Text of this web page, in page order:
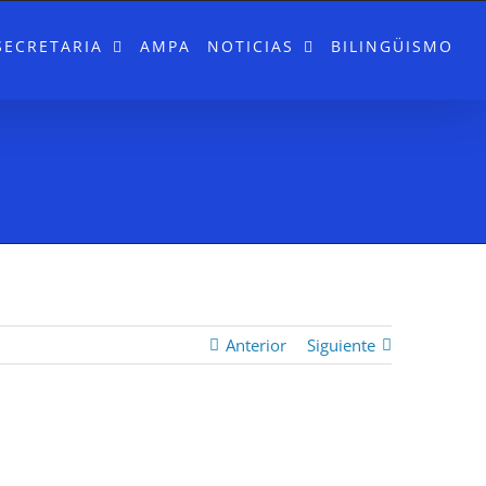
AMPA NOTICIAS BILINGÜISMO
Anterior Siguiente